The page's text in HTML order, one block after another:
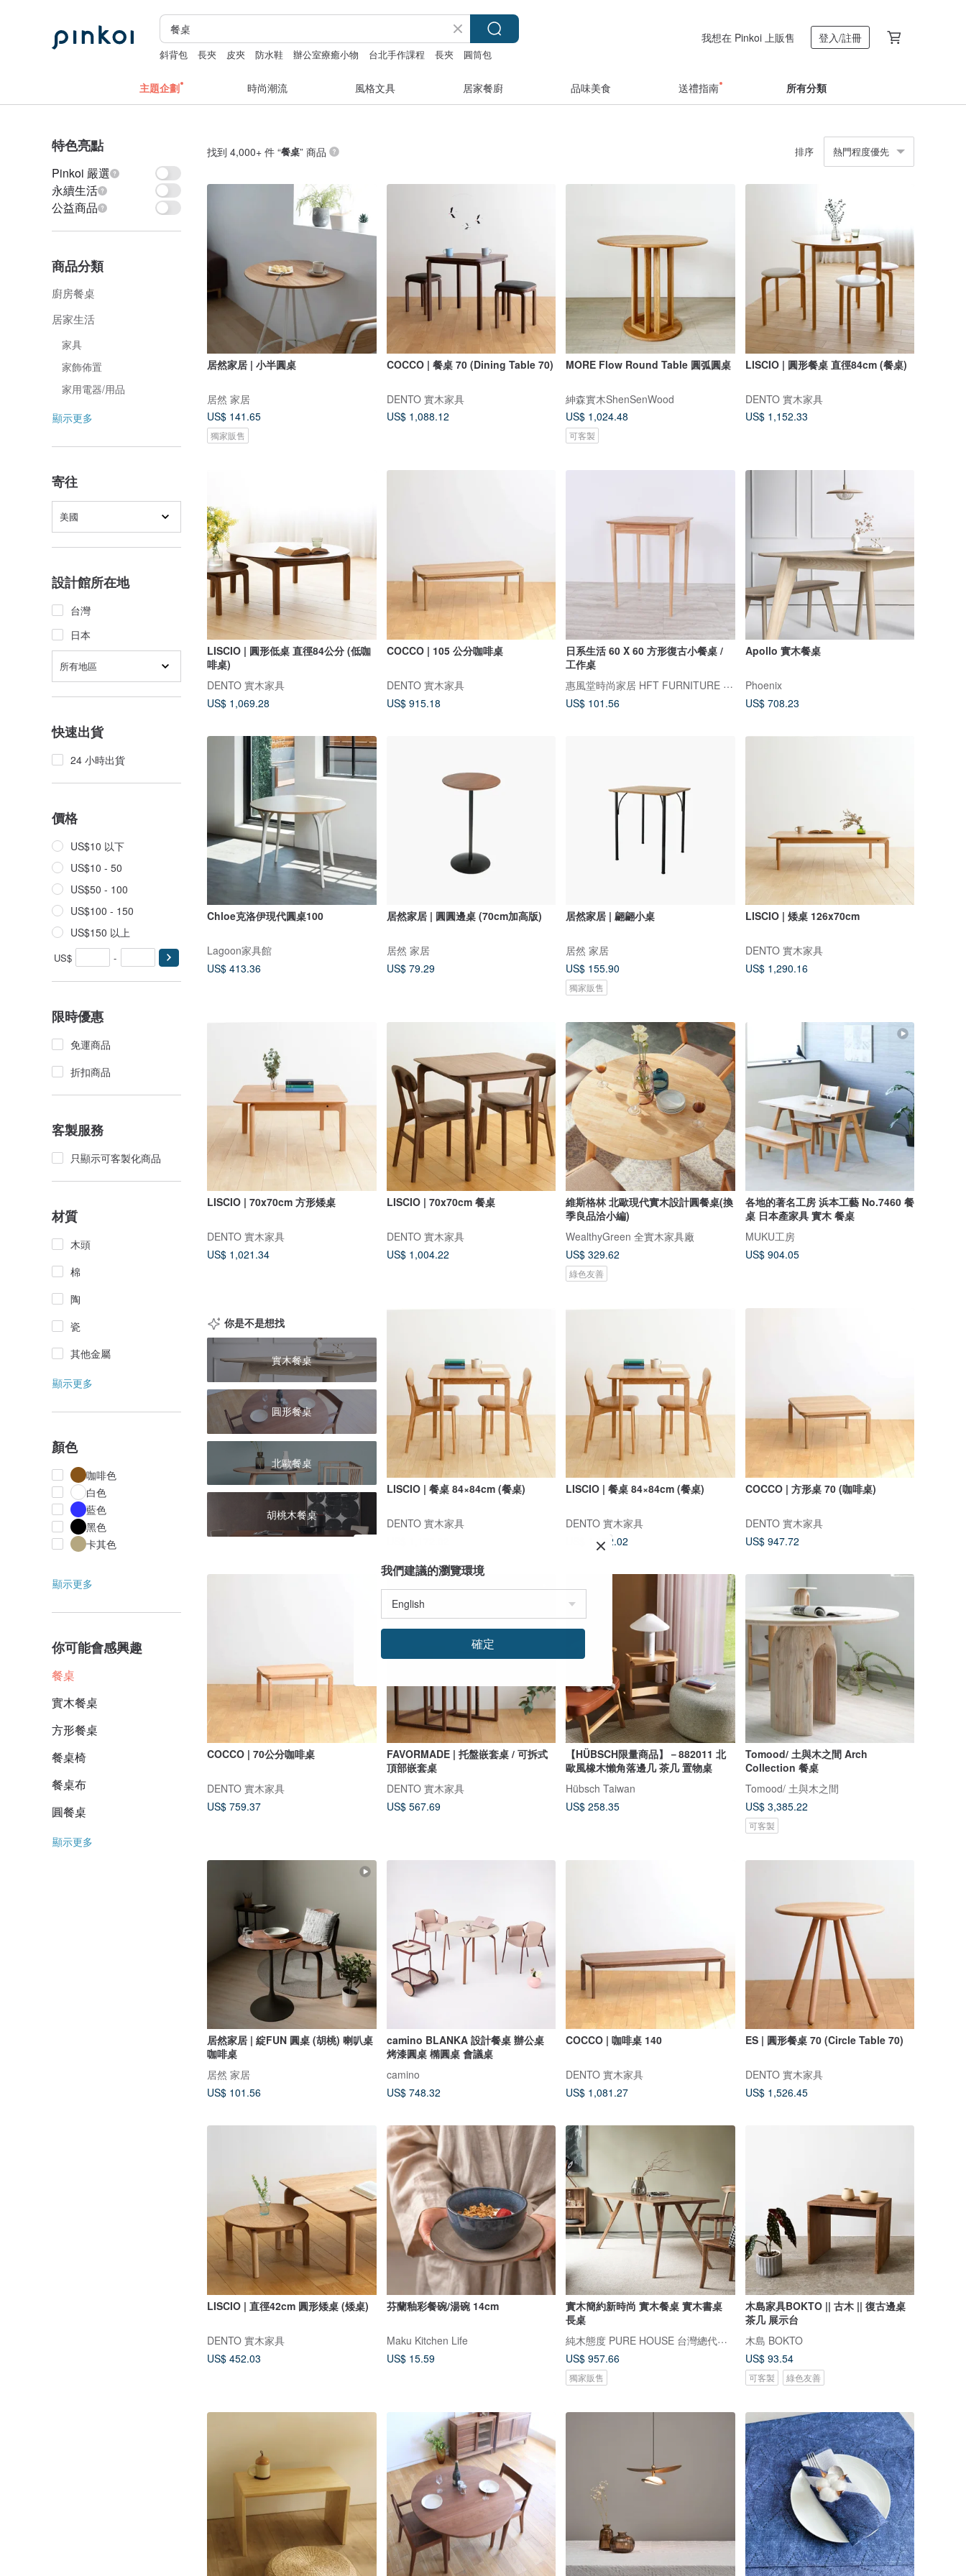
斜背包 長夾 皮夾 防水鞋 辦公室療癒小物 台北手作課程 長夾 圓筒包
我想在 Pinkoi 上販售 登入/註冊
主題企劃 時尚潮流 風格文具 居家餐廚 品味美食 送禮指南 所有分類
特色亮點
Pinkoi 嚴選
永續生活
公益商品
商品分類
廚房餐桌
居家生活
家具
家飾佈置
家用電器/用品
顯示更多
寄往
美國
設計館所在地
台灣
日本
所有地區
快速出貨
24 小時出貨
價格
US$10 以下
US$10 - 50
US$50 - 100
US$100 - 150
US$150 以上
US$ -
限時優惠
免運商品
折扣商品
客製服務
只顯示可客製化商品
材質
木頭
棉
陶
瓷
其他金屬
顯示更多
顏色
咖啡色
白色
藍色
黑色
卡其色
顯示更多
你可能會感興趣
餐桌
實木餐桌
方形餐桌
餐桌椅
餐桌布
圓餐桌
顯示更多
找到 4,000+ 件 “餐桌” 商品 排序 熱門程度優先
居然家居 | 小半圓桌
居然 家居
US$ 141.65
獨家販售
COCCO | 餐桌 70 (Dining Table 70)
DENTO 實木家具
US$ 1,088.12
MORE Flow Round Table 圓弧圓桌
紳森實木ShenSenWood
US$ 1,024.48
可客製
LISCIO | 圓形餐桌 直徑84cm (餐桌)
DENTO 實木家具
US$ 1,152.33
LISCIO | 圓形低桌 直徑84公分 (低咖
啡桌)
DENTO 實木家具
US$ 1,069.28
COCCO | 105 公分咖啡桌
DENTO 實木家具
US$ 915.18
日系生活 60 X 60 方形復古小餐桌 /
工作桌
惠風堂時尚家居 HFT FURNITURE STORE
US$ 101.56
Apollo 實木餐桌
Phoenix
US$ 708.23
Chloe克洛伊現代圓桌100
Lagoon家具館
US$ 413.36
居然家居 | 圓圓邊桌 (70cm加高版)
居然 家居
US$ 79.29
居然家居 | 翩翩小桌
居然 家居
US$ 155.90
獨家販售
LISCIO | 矮桌 126x70cm
DENTO 實木家具
US$ 1,290.16
LISCIO | 70x70cm 方形矮桌
DENTO 實木家具
US$ 1,021.34
LISCIO | 70x70cm 餐桌
DENTO 實木家具
US$ 1,004.22
維斯格林 北歐現代實木設計圓餐桌(換
季良品洽小編)
WealthyGreen 全實木家具廠
US$ 329.62
綠色友善
各地的著名工房 浜本工藝 No.7460 餐
桌 日本產家具 實木 餐桌
MUKU工房
US$ 904.05
你是不是想找
實木餐桌
圓形餐桌
北歐餐桌
胡桃木餐桌
LISCIO | 餐桌 84×84cm (餐桌)
DENTO 實木家具
LISCIO | 餐桌 84×84cm (餐桌)
DENTO 實木家具
US$ 1,172.02
COCCO | 方形桌 70 (咖啡桌)
DENTO 實木家具
US$ 947.72
COCCO | 70公分咖啡桌
DENTO 實木家具
US$ 759.37
FAVORMADE | 托盤嵌套桌 / 可拆式
頂部嵌套桌
DENTO 實木家具
US$ 567.69
【HÜBSCH限量商品】－882011 北
歐風橡木懶角落邊几 茶几 置物桌
Hübsch Taiwan
US$ 258.35
Tomood/ 土與木之間 Arch
Collection 餐桌
Tomood/ 土與木之間
US$ 3,385.22
可客製
居然家居 | 綻FUN 圓桌 (胡桃) 喇叭桌
咖啡桌
居然 家居
US$ 101.56
camino BLANKA 設計餐桌 辦公桌
烤漆圓桌 橢圓桌 會議桌
camino
US$ 748.32
COCCO | 咖啡桌 140
DENTO 實木家具
US$ 1,081.27
ES | 圓形餐桌 70 (Circle Table 70)
DENTO 實木家具
US$ 1,526.45
LISCIO | 直徑42cm 圓形矮桌 (矮桌)
DENTO 實木家具
US$ 452.03
芬蘭釉彩餐碗/湯碗 14cm
Maku Kitchen Life
US$ 15.59
實木簡約新時尚 實木餐桌 實木書桌
長桌
純木態度 PURE HOUSE 台灣總代理 【新時代實木家居美學】
US$ 957.66
獨家販售
木島家具BOKTO || 古木 || 復古邊桌
茶几 展示台
木島 BOKTO
US$ 93.54
可客製 綠色友善
我們建議的瀏覽環境
確定